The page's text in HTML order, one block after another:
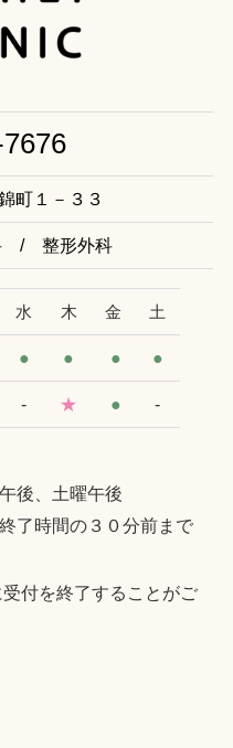
町１－３３
/ 整形外科
水 木 金 土
● ● ● ●
- ★ ● -
後、土曜午後
了時間の３０分前まで
付を終了することがご